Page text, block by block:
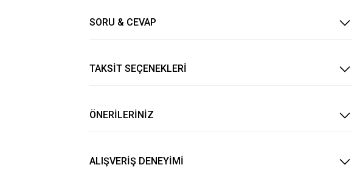
SORU & CEVAP
TAKSİT SEÇENEKLERİ
ÖNERİLERİNİZ
ALIŞVERİŞ DENEYİMİ